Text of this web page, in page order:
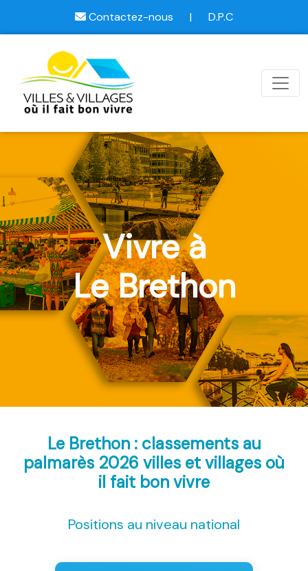
Contactez-nous | D.P.C
Vivre à
Le Brethon
Le Brethon : classements au
palmarès 2026 villes et villages où
il fait bon vivre
Positions au niveau national